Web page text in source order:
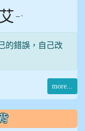
艾 ㄧ ˋ
的錯誤，自己改
more...